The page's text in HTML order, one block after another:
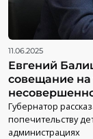
11.06.2025
Евгений
совещание на
Губернатор
попечительству
администрациях